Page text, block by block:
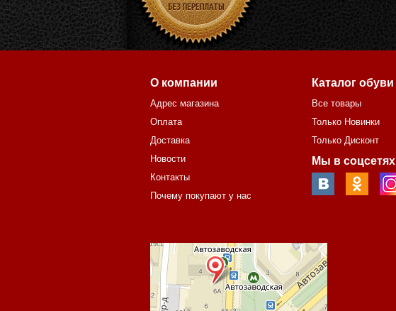
О компании
Адрес магазина
Оплата
Доставка
Новости
Контакты
Почему покупают у нас
Каталог обуви
Все товары
Только Новинки
Только Дисконт
Мы в соцсетях